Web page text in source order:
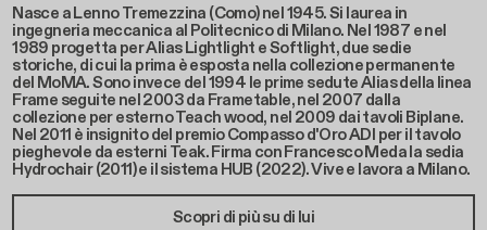
Nasce a Lenno Tremezzina (Como) nel 1945. Si laurea in
ingegneria meccanica al Politecnico di Milano. Nel 1987 e nel
1989 progetta per Alias Lightlight e Softlight, due sedie
storiche, di cui la prima è esposta nella collezione permanente
del MoMA. Sono invece del 1994 le prime sedute Alias della linea
Frame seguite nel 2003 da Frametable, nel 2007 dalla
collezione per esterno Teach wood, nel 2009 dai tavoli Biplane.
Nel 2011 è insignito del premio Compasso d'Oro ADI per il tavolo
pieghevole da esterni Teak. Firma con Francesco Meda la sedia
Hydrochair (2011) e il sistema HUB (2022). Vive e lavora a Milano.
Scopri di più su di lui